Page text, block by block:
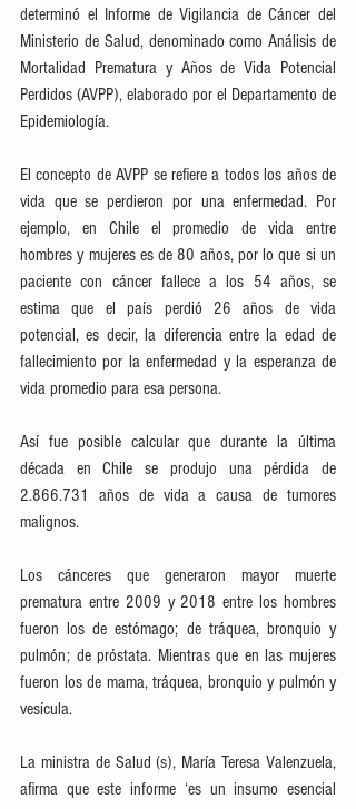
determinó el Informe de Vigilancia de Cáncer del
Ministerio de Salud, denominado como Análisis de
Mortalidad Prematura y Años de Vida Potencial
Perdidos (AVPP), elaborado por el Departamento de
Epidemiología.
El concepto de AVPP se refiere a todos los años de
vida que se perdieron por una enfermedad. Por
ejemplo, en Chile el promedio de vida entre
hombres y mujeres es de 80 años, por lo que si un
paciente con cáncer fallece a los 54 años, se
estima que el país perdió 26 años de vida
potencial, es decir, la diferencia entre la edad de
fallecimiento por la enfermedad y la esperanza de
vida promedio para esa persona.
Así fue posible calcular que durante la última
década en Chile se produjo una pérdida de
2.866.731 años de vida a causa de tumores
malignos.
Los cánceres que generaron mayor muerte
prematura entre 2009 y 2018 entre los hombres
fueron los de estómago; de tráquea, bronquio y
pulmón; de próstata. Mientras que en las mujeres
fueron los de mama, tráquea, bronquio y pulmón y
vesícula.
La ministra de Salud (s), María Teresa Valenzuela,
afirma que este informe ‘es un insumo esencial